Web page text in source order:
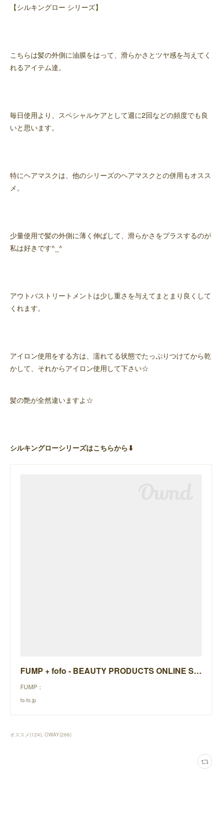
【シルキングロー シリーズ】
こちらは髪の外側に油膜をはって、滑らかさとツヤ感を与えてく
れるアイテム達。
毎日使用より、スペシャルケアとして週に2回などの頻度でも良
いと思います。
特にヘアマスクは、他のシリーズのヘアマスクとの併用もオスス
メ。
少量使用で髪の外側に薄く伸ばして、滑らかさをプラスするのが
私は好きです^_^
アウトバストリートメントは少し重さを与えてまとまり良くして
くれます。
アイロン使用をする方は、濡れてる状態でたっぷりつけてから乾
かして、それからアイロン使用して下さい☆
髪の艶が全然違いますよ☆
シルキングローシリーズはこちらから⬇︎
FUMP + fofo - BEAUTY PRODUCTS ONLINE STORE - / 全商品
FUMP：
fo-fo.jp
オススメ(124) OWAY(266)